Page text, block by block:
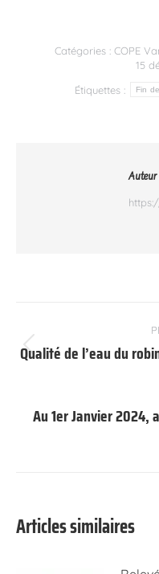
Catégories : COPE
15
Étiquettes :
Fin
Auteur
article
Qualité de l’eau du
Au 1er Janvier 2024,
Articles similaires